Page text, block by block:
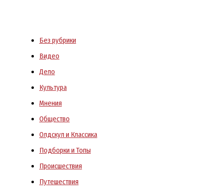
Без рубрики
Видео
Дело
Культура
Мнения
Общество
Олдскул и Классика
Подборки и Топы
Происшествия
Путешествия